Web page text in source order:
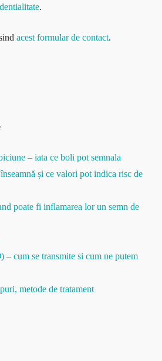
.
acest formular de contact.
– iata ce boli pot semnala
și ce valori pot indica risc de
poate fi inflamarea lor un semn de
cum se transmite si cum ne putem
metode de tratament